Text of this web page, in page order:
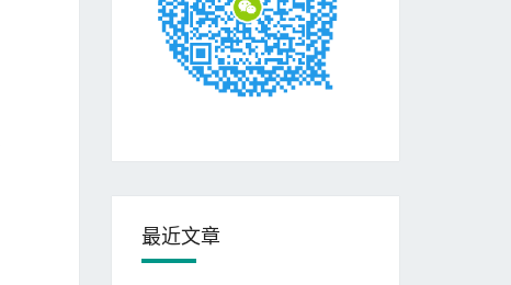
最近文章